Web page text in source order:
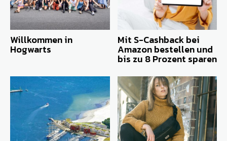
Willkommen in
Hogwarts
Mit S-Cashback bei
Amazon bestellen und
bis zu 8 Prozent sparen